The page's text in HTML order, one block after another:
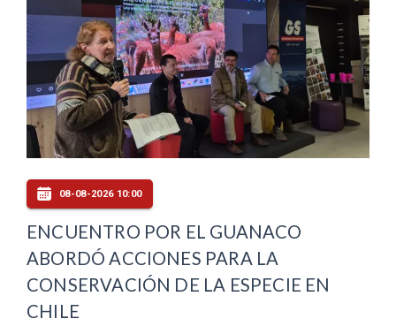
08-08-2026 10:00
ENCUENTRO POR EL GUANACO
ABORDÓ ACCIONES PARA LA
CONSERVACIÓN DE LA ESPECIE EN
CHILE